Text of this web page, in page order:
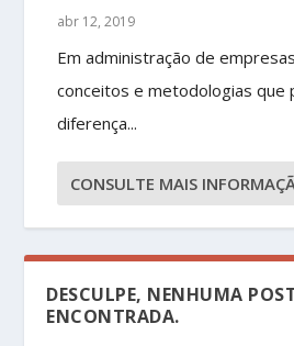
abr 12, 2019
Em administração de
conceitos e metodologias que
diferença...
CONSULTE MAIS
DESCULPE, NENHUMA
ENCONTRADA.